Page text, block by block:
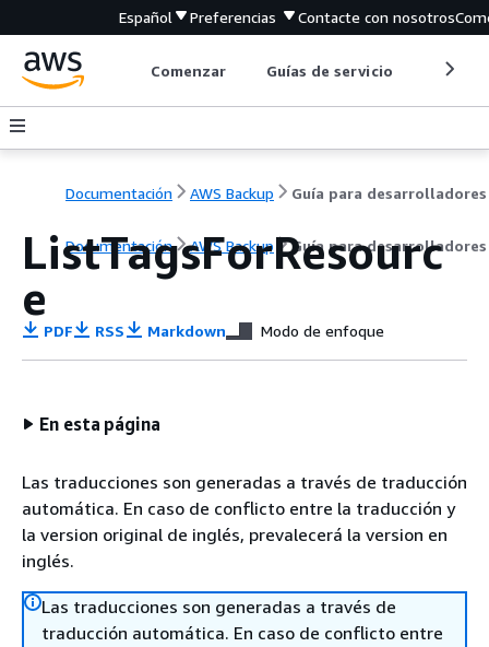
Español Preferencias Contacte con nosotros
Comenzar Guías de servicio
Documentación AWS Backup Guía para desarrolladores
Documentación AWS Backup Guía para desarrolladores
ListTagsForResourc
e
PDF RSS Markdown Modo de enfoque
En esta página
Las traducciones son generadas a través de traducción
automática. En caso de conflicto entre la traducción y
la version original de inglés, prevalecerá la version en
inglés.
Las traducciones son generadas a través de
traducción automática. En caso de conflicto entre